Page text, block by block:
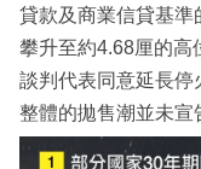
貸款及商業信貸基準
攀升至約4.68厘的高
談判代表同意延長停
整體的拋售潮並未宣